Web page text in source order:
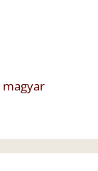
magyar